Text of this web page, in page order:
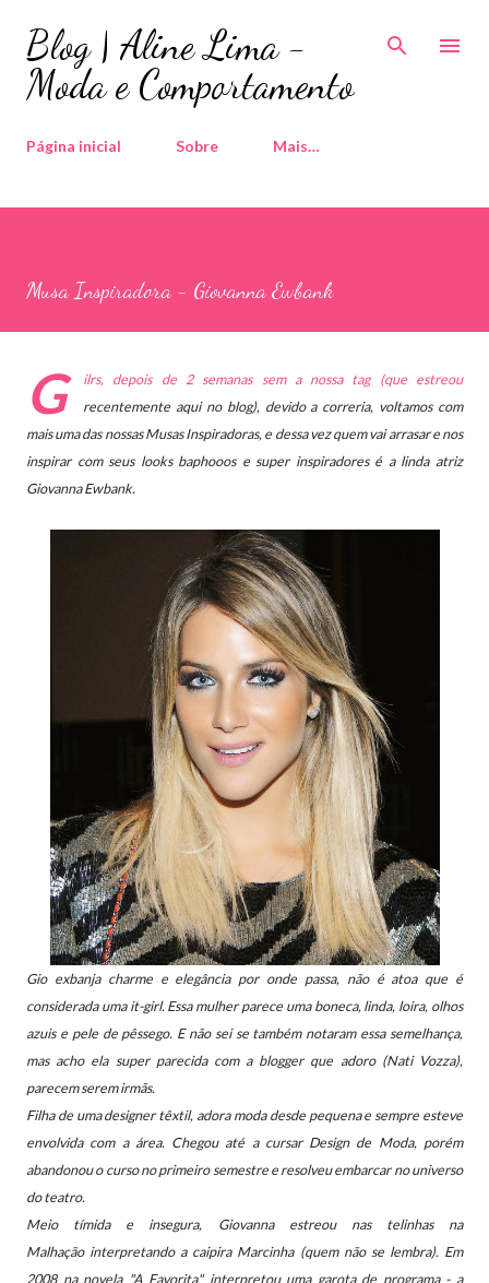
Pular para o conteúdo principal
Blog | Aline Lima -
Moda e Comportamento
Página inicial Sobre Mais…
Musa Inspiradora - Giovanna Ewbank
G
ilrs, depois de 2 semanas sem a nossa tag (que estreou
recentemente aqui no blog), devido a correria, voltamos com
mais uma das nossas Musas Inspiradoras, e dessa vez quem vai arrasar e nos
inspirar com seus looks baphooos e super inspiradores é a linda atriz
Giovanna Ewbank.
Gio exbanja charme e elegância por onde passa, não é atoa que é
considerada uma it-girl. Essa mulher parece uma boneca, linda, loira, olhos
azuis e pele de pêssego. E não sei se também notaram essa semelhança,
mas acho ela super parecida com a blogger que adoro (Nati Vozza),
parecem serem irmãs.
Filha de uma designer têxtil, adora moda desde pequena e sempre esteve
envolvida com a área. Chegou até a cursar Design de Moda, porém
abandonou o curso no primeiro semestre e resolveu embarcar no universo
do teatro.
Meio tímida e insegura, Giovanna estreou nas telinhas na
Malhação interpretando a caipira Marcinha (quem não se lembra). Em
2008 na novela "A Favorita" interpretou uma garota de programa - a